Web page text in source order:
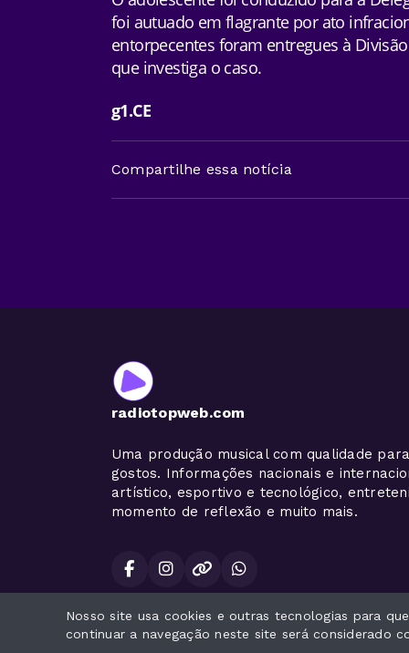
foi autuado em flagrante por ato
entorpecentes foram entregues à
que investiga o caso.
g1.CE
Compartilhe essa notícia
radiotopweb.com
Uma produção musical com qualidade
gostos. Informações nacionais e
artístico, esportivo e tecnológico,
momento de reflexão e muito mais.
Todos os direitos reservados.
Nosso site usa cookies e outras tecnologias para
continuar a navegação neste site será considerado